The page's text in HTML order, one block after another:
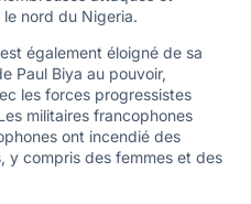
nord du Nigeria.
également éloigné de sa
Paul Biya au pouvoir,
les forces progressistes
militaires francophones
ont incendié des
y compris des femmes et des